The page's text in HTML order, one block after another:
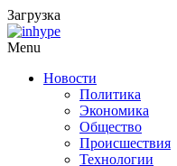
Загрузка
Menu
Новости
Политика
Экономика
Общество
Происшествия
Технологии